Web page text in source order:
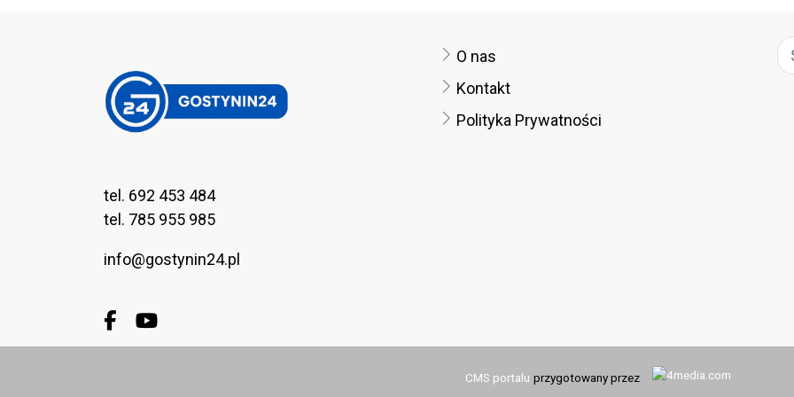
tel. 692 453 484
tel. 785 955 985
info@gostynin24.pl
O nas
Kontakt
Polityka Prywatności
Facebook.com
Youtube.com
CMS portalu przygotowany przez